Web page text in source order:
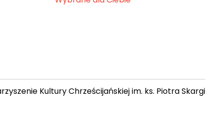
Kultury Chrześcijańskiej im. ks. Piotra Skargi